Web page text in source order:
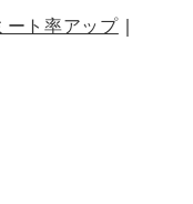
ート率アップ